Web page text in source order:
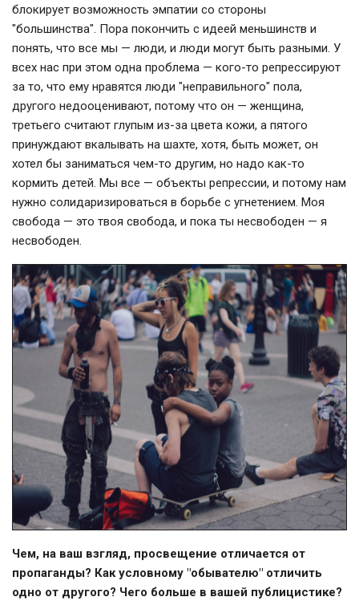
блокирует возможность эмпатии со стороны
"большинства". Пора покончить с идеей меньшинств и
понять, что все мы — люди, и люди могут быть разными. У
всех нас при этом одна проблема — кого-то репрессируют
за то, что ему нравятся люди "неправильного" пола,
другого недооценивают, потому что он — женщина,
третьего считают глупым из-за цвета кожи, а пятого
принуждают вкалывать на шахте, хотя, быть может, он
хотел бы заниматься чем-то другим, но надо как-то
кормить детей. Мы все — объекты репрессии, и потому нам
нужно солидаризироваться в борьбе с угнетением. Моя
свобода — это твоя свобода, и пока ты несвободен — я
несвободен.
Чем, на ваш взгляд, просвещение отличается от
пропаганды? Как условному "обывателю" отличить
одно от другого? Чего больше в вашей публицистике?